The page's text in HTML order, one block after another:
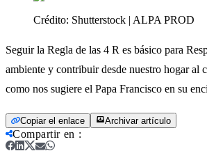
Crédito: Shutterstock | ALPA PROD
Seguir la Regla de las 4 R es básico para
ambiente y contribuir desde nuestro hogar al
como nos sugiere el Papa Francisco en su
Copiar el enlace Archivar artículo
Compartir en :